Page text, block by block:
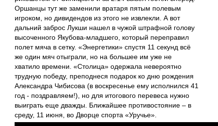
Оршанцы тут же заменили вратаря пятым полевым
игроком, но дивидендов из этого не извлекли. А вот
дальний заброс Лукши нашел в чужой штрафной голову
высоченного Якубова-младшего, который переправил
полет мяча в сетку. «Энергетики» спустя 11 секунд всё
же один мяч отыграли, но на большее им уже не
хватило времени. «Столица» одержала невероятно
трудную победу, преподнеся подарок ко дню рождения
Александра Чибисова (в воскресенье ему исполнился 41
год - поздравляем!), но для итогового перевеса нужно
выиграть еще дважды. Ближайшее противостояние – в
среду, 11 июня, во Дворце спорта «Уручье».